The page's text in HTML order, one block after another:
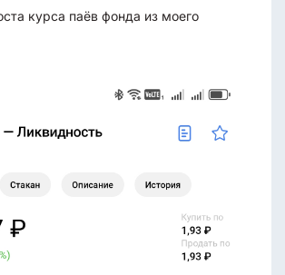
курса паёв фонда из моего